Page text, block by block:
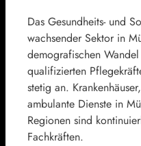
Das Gesundheits- und
wachsender Sektor in
demografischen
qualifizierten
stetig an.
ambulante Dienste in
Regionen sind
Fachkräften.